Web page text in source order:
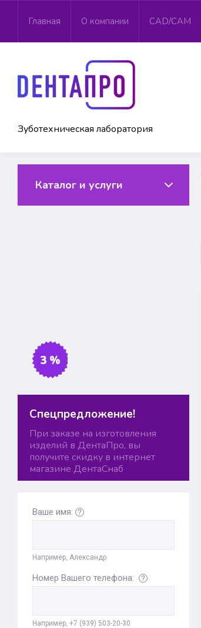
Главная О компании CAD/CAM
Зуботехническая лаборатория
Каталог и услуги
3 %
Спецпредложение!
При заказе на изготовления
изделий в ДентаПро, вы
получите скидку в интернет
магазине ДентаСнаб
Ваше имя:
Например, Александр
Номер Вашего телефона:
Например, +7 (939) 503-20-30